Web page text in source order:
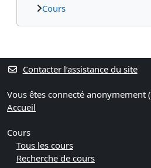
Cours
Contacter l’assistance du site
Vous êtes connecté anonymement (
Accueil
Cours
Tous les cours
Recherche de cours